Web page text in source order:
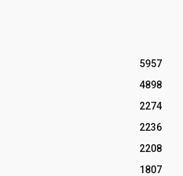
5957
4898
2274
2236
2208
1807